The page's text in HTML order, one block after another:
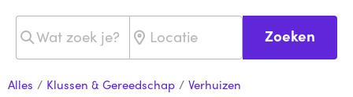
Zoeken
Alles / Klussen & Gereedschap / Verhuizen